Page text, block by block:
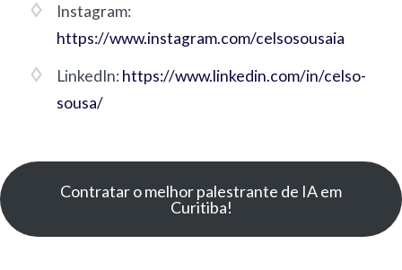
Instagram:
https://www.instagram.com/celsosousaia
LinkedIn:https://www.linkedin.com/in/celso-
sousa/
Contratar o melhor palestrante de IA em
Curitiba!